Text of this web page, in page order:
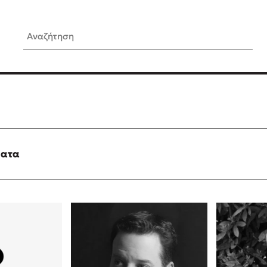
Αναζήτηση
είναι «το πρόβλημα»
Τι είναι η
Δανάη Δεληγεώργη
Συγχαρητήρια, Πέθανες!